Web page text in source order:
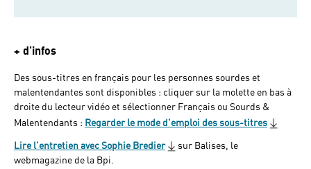
+ d'infos
Des sous-titres en français pour les personnes sourdes et
malentendantes sont disponibles : cliquer sur la molette en bas à
droite du lecteur vidéo et sélectionner Français ou Sourds &
Malentendants : Regarder le mode d'emploi des sous-titres
Lire l'entretien avec Sophie Bredier
sur Balises, le
webmagazine de la Bpi.